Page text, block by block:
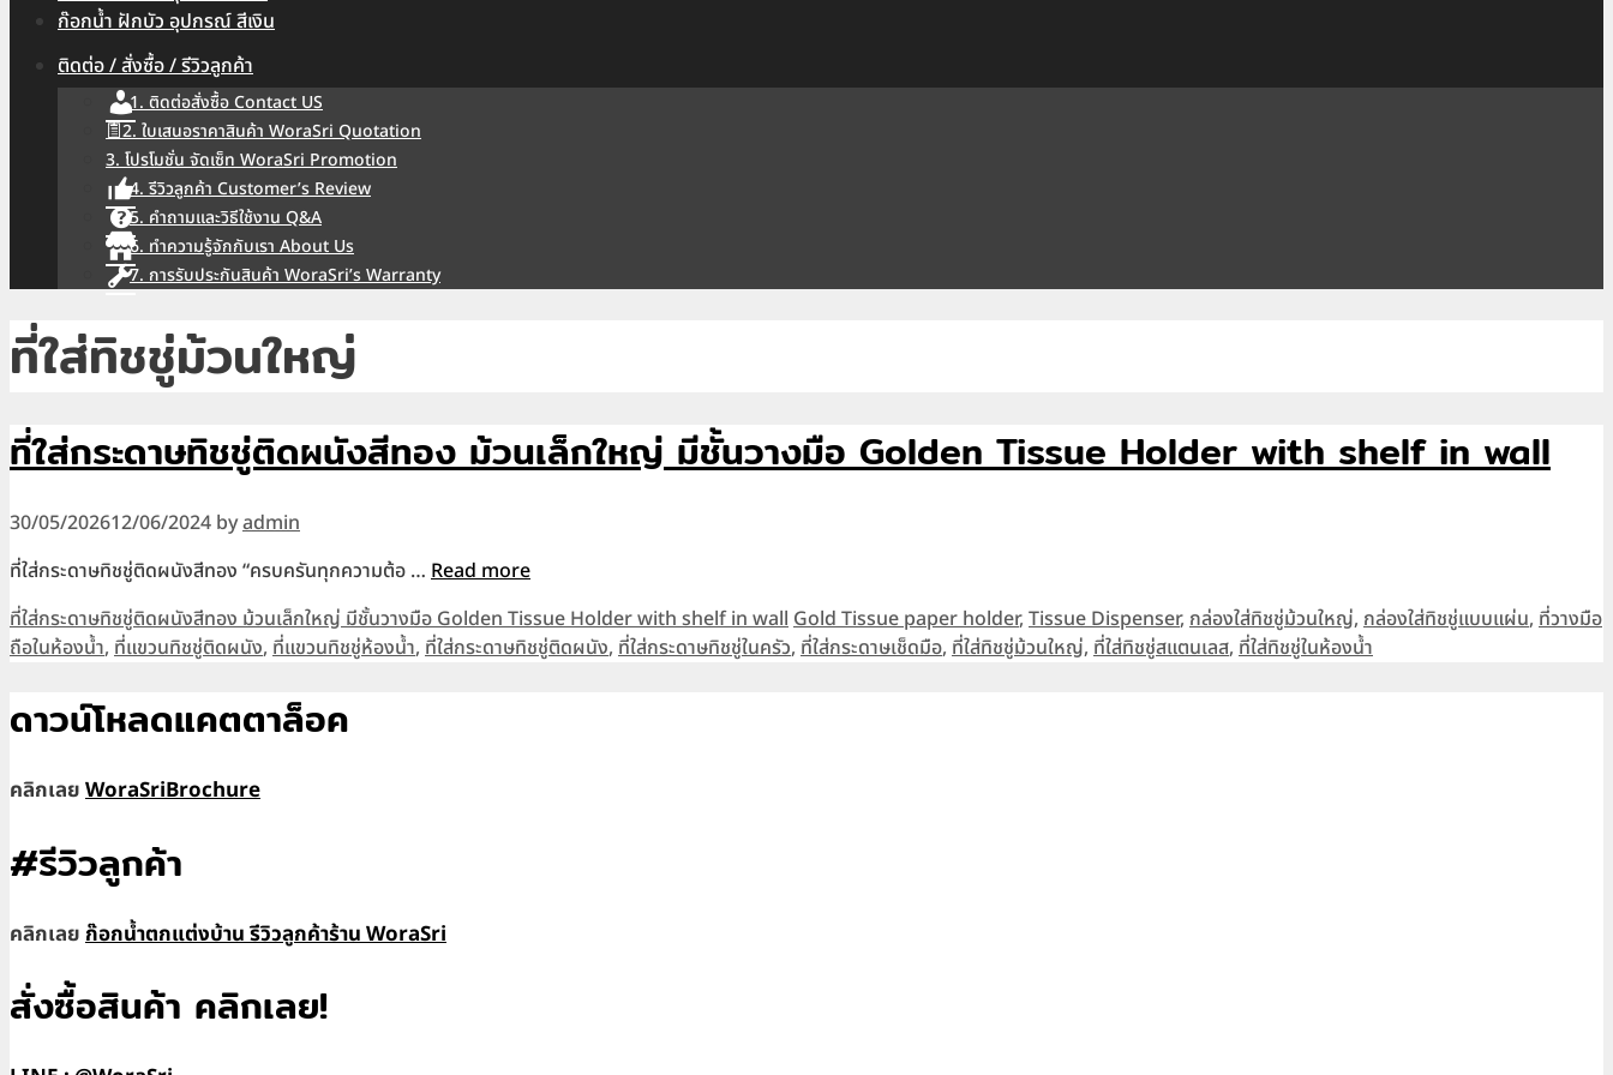
ก๊อกน้ำ ฝักบัว อุปกรณ์ สีเงิน
ติดต่อ / สั่งซื้อ / รีวิวลูกค้า
1. ติดต่อสั่งซื้อ Contact US
2. ใบเสนอราคาสินค้า WoraSri Quotation
3. โปรโมชั่น จัดเซ็ท WoraSri Promotion
4. รีวิวลูกค้า Customer’s Review
5. คำถามและวิธีใช้งาน Q&A
6. ทำความรู้จักกับเรา About Us
7. การรับประกันสินค้า WoraSri’s Warranty
ที่ใส่ทิชชู่ม้วนใหญ่
ที่ใส่กระดาษทิชชู่ติดผนังสีทอง ม้วนเล็กใหญ่ มีชั้นวางมือ Golden Tissue Holder with shelf in wall
30/05/202612/06/2024 byadmin
ที่ใส่กระดาษทิชชู่ติดผนังสีทอง “ครบครันทุกความต้อ … Read more
Categories
ที่ใส่กระดาษทิชชู่ติดผนังสีทอง ม้วนเล็กใหญ่ มีชั้นวางมือ Golden Tissue Holder with shelf in wall Tags
Gold Tissue paper holder, Tissue Dispenser, กล่องใส่ทิชชู่ม้วนใหญ่, กล่องใส่ทิชชู่แบบแผ่น, ที่วางมือ
ถือในห้องน้ำ, ที่แขวนทิชชู่ติดผนัง, ที่แขวนทิชชู่ห้องน้ำ, ที่ใส่กระดาษทิชชู่ติดผนัง, ที่ใส่กระดาษทิชชู่ในครัว, ที่ใส่กระดาษเช็ดมือ, ที่ใส่ทิชชู่ม้วนใหญ่, ที่ใส่ทิชชู่สแตนเลส, ที่ใส่ทิชชู่ในห้องน้ำ
ดาวน์โหลดแคตตาล็อค
คลิกเลยWoraSriBrochure
#รีวิวลูกค้า
คลิกเลยก๊อกน้ำตกแต่งบ้าน รีวิวลูกค้าร้าน WoraSri
สั่งซื้อสินค้า คลิกเลย!